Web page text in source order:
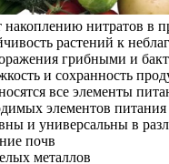
накоплению нитратов в
растений к
грибными и
и сохранность
все элементы
элементов питания
и универсальны в
почв
металлов